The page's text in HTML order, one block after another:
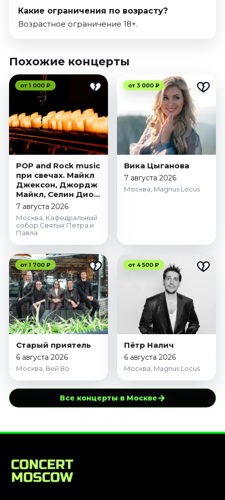
Какие ограничения по возрасту?
Возрастное ограничение 18+.
Похожие концерты
от 1 000 ₽
POP and Rock music
при свечах. Майкл
Джексон, Джордж
Майкл, Селин Дион,
Адель, Стинг,
Coldplay
7 августа 2026
Москва, Кафедральный
собор Святых Петра и
Павла
от 3 000 ₽
Вика Цыганова
7 августа 2026
Москва, Magnus Locus
от 1 700 ₽
Старый приятель
6 августа 2026
Москва, Вей Во
от 4 500 ₽
Пётр Налич
6 августа 2026
Москва, Magnus Locus
Все концерты в Москве→